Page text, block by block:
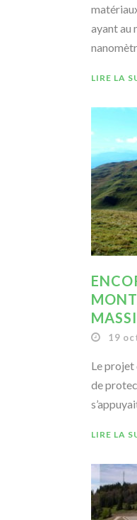
ayant au
LIRE LA
19
Le
de
LIRE LA